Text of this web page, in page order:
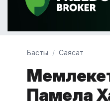
Басты Саясат
Памела